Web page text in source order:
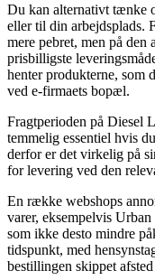
Du kan alternativt tænke
eller til din arbejdsplads.
mere pebret, men på den
prisbilligste
henter produkterne, som
ved e-firmaets bopæl.
Fragtperioden på
temmelig essentiel hvis
derfor er det virkelig på
for levering ved den
En række webshops
varer, eksempelvis
som ikke desto mindre
tidspunkt, med
bestillingen skippet